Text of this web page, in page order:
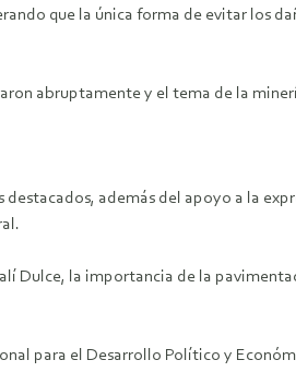
que la única forma de evitar los
abruptamente y el tema de la
además del apoyo a la
Dulce, la importancia de la
para el Desarrollo Político y